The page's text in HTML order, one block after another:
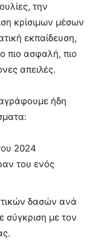
την
κρίσιμων μέσων
εκπαίδευση,
πιο ασφαλή, πιο
απειλές.
ήδη
2024
του ενός
δασών ανά
σύγκριση με τον